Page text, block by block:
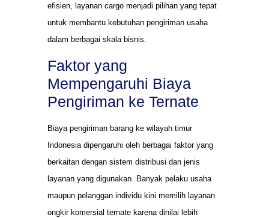
efisien, layanan cargo menjadi pilihan yang tepat
untuk membantu kebutuhan pengiriman usaha
dalam berbagai skala bisnis.
Faktor yang
Mempengaruhi Biaya
Pengiriman ke Ternate
Biaya pengiriman barang ke wilayah timur
Indonesia dipengaruhi oleh berbagai faktor yang
berkaitan dengan sistem distribusi dan jenis
layanan yang digunakan. Banyak pelaku usaha
maupun pelanggan individu kini memilih layanan
ongkir komersial ternate karena dinilai lebih